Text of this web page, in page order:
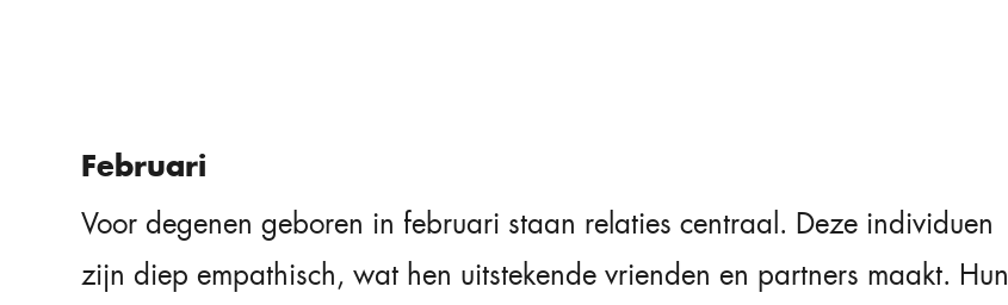
Februari
Voor degenen geboren in februari staan relaties centraal. Deze individuen
zijn diep empathisch, wat hen uitstekende vrienden en partners maakt. Hun